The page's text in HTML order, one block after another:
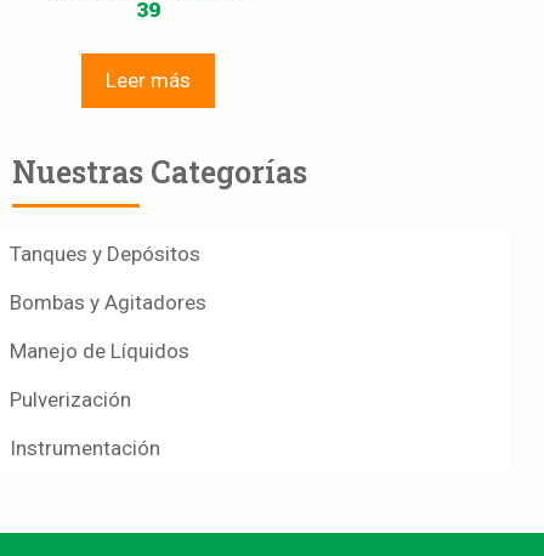
Nuestras Categorías
Tanques y Depósitos
Bombas y Agitadores
Manejo de Líquidos
Pulverización
Instrumentación
39
Leer más